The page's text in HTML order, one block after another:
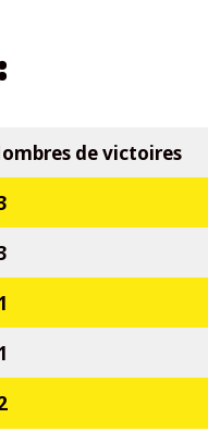
de victoires